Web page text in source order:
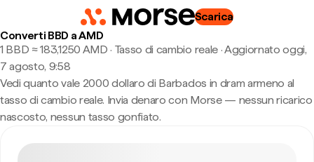
Scarica
Converti BBD a AMD
1 BBD ≈ 183,1250 AMD · Tasso di cambio reale·Aggiornato oggi,
7 agosto, 9:58
Vedi quanto vale 2000 dollaro di Barbados in dram armeno al
tasso di cambio reale. Invia denaro con Morse — nessun ricarico
nascosto, nessun tasso gonfiato.